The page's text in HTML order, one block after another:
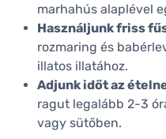
marhahús alaplével
Használjunk friss
rozmaring és
illatos illatához.
Adjunk időt az
ragut legalább 2-3
vagy sütőben.